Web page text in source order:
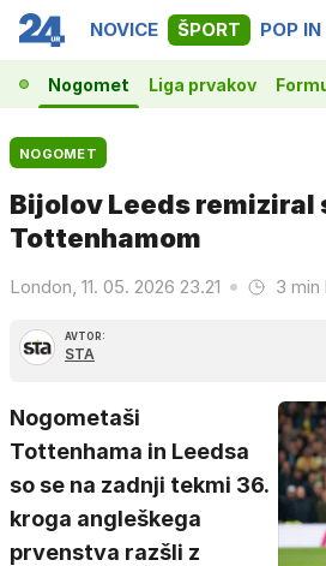
NOVICE ŠPORT POP IN
Nogomet Liga prvakov
NOGOMET
Bijolov Leeds remiziral
Tottenhamom
London, 11. 05. 2026 23.21 3 min
AVTOR:
STA
Nogometaši
Tottenhama in Leedsa
so se na zadnji tekmi 36.
kroga angleškega
prvenstva razšli z